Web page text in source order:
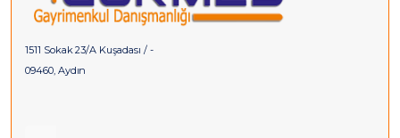
1511 Sokak 23/A Kuşadası / -
09460, Aydın